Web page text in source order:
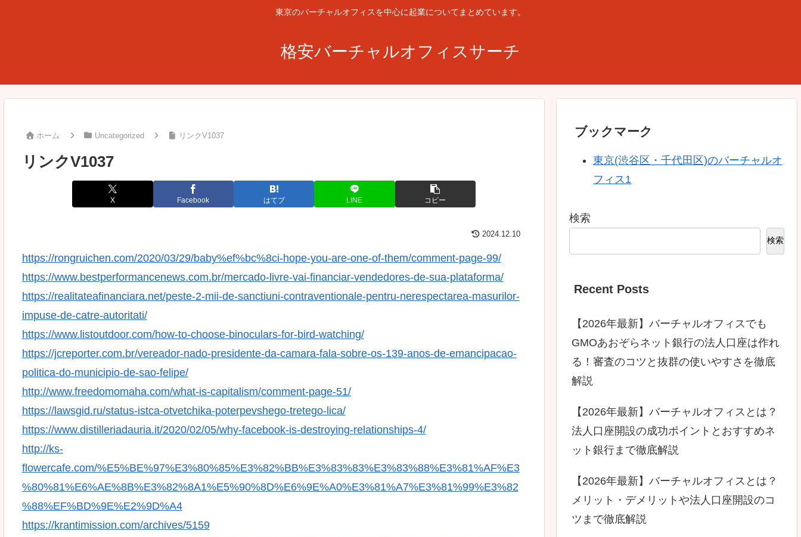
東京のバーチャルオフィスを中心に起業についてまとめています。
格安バーチャルオフィスサーチ
ホーム Uncategorized リンクV1037
リンクV1037
X Facebook はてブ LINE コピー
2024.12.10
https://rongruichen.com/2020/03/29/baby%ef%bc%8ci-hope-you-are-one-of-them/comment-page-99/
https://www.bestperformancenews.com.br/mercado-livre-vai-financiar-vendedores-de-sua-plataforma/
https://realitateafinanciara.net/peste-2-mii-de-sanctiuni-contraventionale-pentru-nerespectarea-masurilor-
impuse-de-catre-autoritati/
https://www.listoutdoor.com/how-to-choose-binoculars-for-bird-watching/
https://jcreporter.com.br/vereador-nado-presidente-da-camara-fala-sobre-os-139-anos-de-emancipacao-
politica-do-municipio-de-sao-felipe/
http://www.freedomomaha.com/what-is-capitalism/comment-page-51/
https://lawsgid.ru/status-istca-otvetchika-poterpevshego-tretego-lica/
https://www.distilleriadauria.it/2020/02/05/why-facebook-is-destroying-relationships-4/
http://ks-
flowercafe.com/%E5%BE%97%E3%80%85%E3%82%BB%E3%83%83%E3%83%88%E3%81%AF%E3
%80%81%E6%AE%8B%E3%82%8A1%E5%90%8D%E6%9E%A0%E3%81%A7%E3%81%99%E3%82
%88%EF%BD%9E%E2%9D%A4
https://krantimission.com/archives/5159
ブックマーク
東京(渋谷区・千代田区)のバーチャルオ
フィス1
検索
検索
Recent Posts
【2026年最新】バーチャルオフィスでも
GMOあおぞらネット銀行の法人口座は作れ
る！審査のコツと抜群の使いやすさを徹底
解説
【2026年最新】バーチャルオフィスとは？
法人口座開設の成功ポイントとおすすめネ
ット銀行まで徹底解説
【2026年最新】バーチャルオフィスとは？
メリット・デメリットや法人口座開設のコ
ツまで徹底解説